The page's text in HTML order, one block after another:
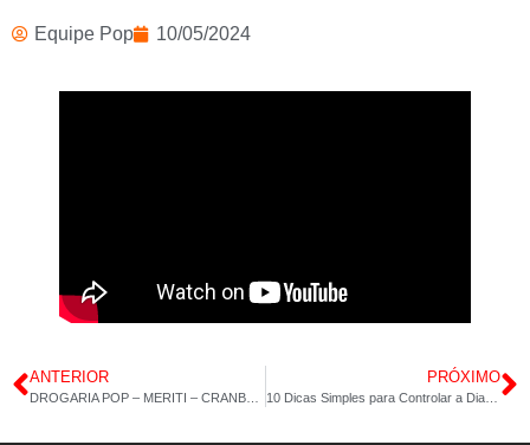
Equipe Pop 10/05/2024
ANTERIOR PRÓXIMO
10 Dicas Simples para Controlar a Diabetes